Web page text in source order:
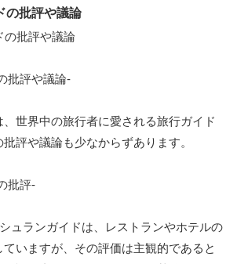
の批評や議論
批評や議論-
、世界中の旅行者に愛される旅行ガイド
評や議論も少なからずあります。
批評-
ュランガイドは、レストランやホテルの
いますが、その評価は主観的であると